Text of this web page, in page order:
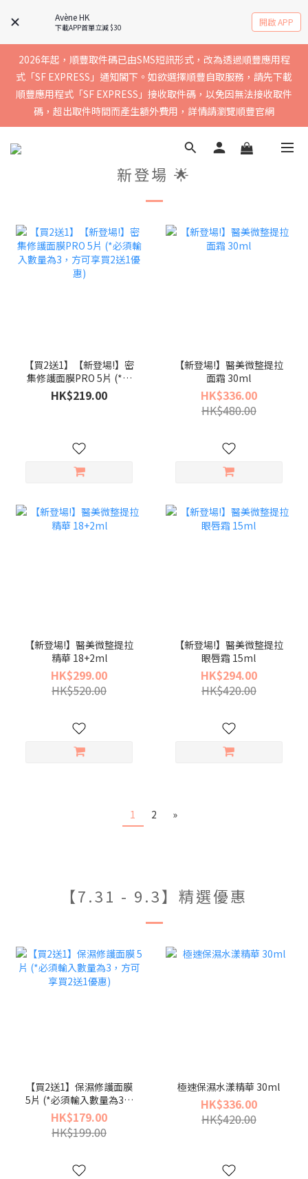
Avène HK
下載APP首單立減 $30 開啟 APP
買滿$400免運費，訂單經順豐速運會於2-5個工作天內送到，請核
實聯絡資料以確保收到送貨通知，暫不支援中國內地及澳門地區
實聯絡資料以確保收到送貨通知，暫不支援中國內地及澳門地區
2026年起，順豐取件碼已由SMS短訊形式，改為透過順豐應用程
式「SF EXPRESS」通知閣下。如欲選擇順豐自取服務，請先下載
順豐應用程式「SF EXPRESS」接收取件碼，以免因無法接收取件
碼，超出取件時間而產生額外費用，詳情請瀏覽順豐官網
實聯絡資料以確保收到送貨通知，暫不支援中國內地及澳門地區
新登場 🌟
【買2送1】【新登場!】密
集修護面膜PRO 5片 (*必
須輸入數量為3，方可享買
2送1優惠)
HK$219.00
【新登場!】醫美微整提拉
面霜 30ml
HK$336.00
HK$480.00
【新登場!】醫美微整提拉
精華 18+2ml
HK$299.00
HK$520.00
【新登場!】醫美微整提拉
眼唇霜 15ml
HK$294.00
HK$420.00
1 2 »
【7.31 - 9.3】精選優惠
【買2送1】保濕修護面膜
5片 (*必須輸入數量為3，
方可享買2送1優惠)
HK$179.00
HK$199.00
極速保濕水漾精華 30ml
HK$336.00
HK$420.00